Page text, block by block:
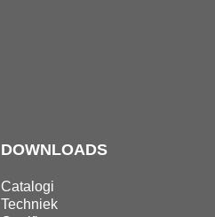
DOWNLOADS
Catalogi
Techniek